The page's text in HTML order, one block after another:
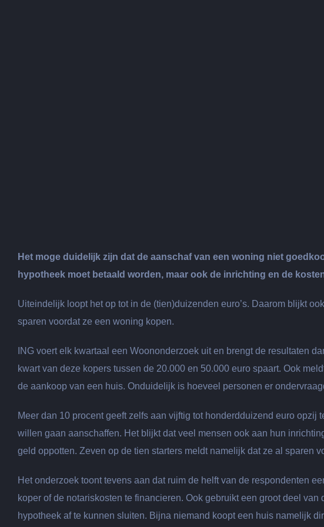
Het moge duidelijk zijn dat de aanschaf van een woning niet
hypotheek moet betaald worden, maar ook de inrichting en de
Uiteindelijk loopt het op tot in de (tien)duizenden euro’s. Daarom blijkt
sparen voordat ze een woning kopen.
ING voert elk kwartaal een Woononderzoek uit en brengt de resultaten
kwart van deze kopers tussen de 20.000 en 50.000 euro spaart. Ook
de aankoop van een huis. Onduidelijk is hoeveel personen er
Meer dan 10 procent geeft zelfs aan vijftig tot honderdduizend euro opzij
willen gaan aanschaffen. Het blijkt dat veel mensen ook aan hun
geld oppotten. Zeven op de tien starters meldt namelijk dat ze al sparen
Het onderzoek toont tevens aan dat ruim de helft van de respondenten
koper of de notariskosten te financieren. Ook gebruikt een groot deel
hypotheek af te kunnen sluiten. Bijna niemand koopt een huis namelijk